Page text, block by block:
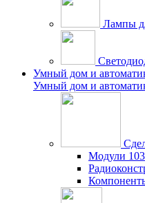
Лампы
Умный дом и
Умный дом и
Модули 103